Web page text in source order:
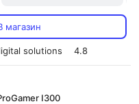
магазин
solutions 4.8
I300